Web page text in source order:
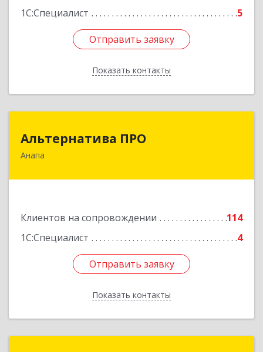
1С:Специалист
5
Отправить заявку
Показать контакты
Отправить заявку
Назад
Альтернатива ПРО
Анапа
Клиентов на сопровождении
114
1С:Специалист
4
Отправить заявку
Показать контакты
353450, Краснодарский край, Анапский р-н,
Отправить заявку
Назад